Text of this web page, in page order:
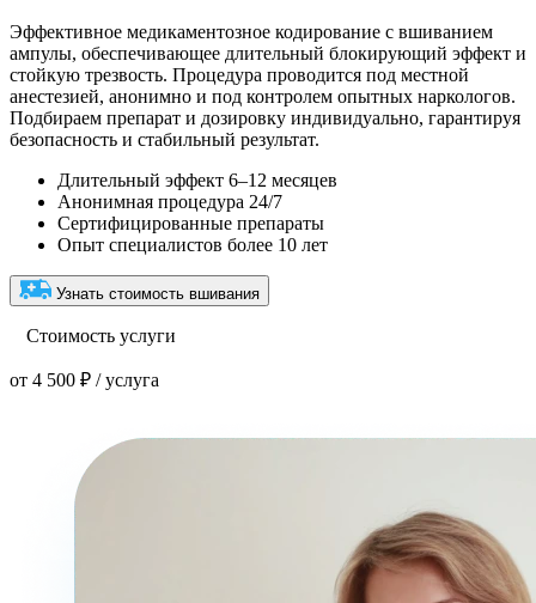
Эффективное медикаментозное кодирование с вшиванием
ампулы, обеспечивающее длительный блокирующий эффект и
стойкую трезвость. Процедура проводится под местной
анестезией, анонимно и под контролем опытных наркологов.
Подбираем препарат и дозировку индивидуально, гарантируя
безопасность и стабильный результат.
Длительный эффект 6–12 месяцев
Анонимная процедура 24/7
Сертифицированные препараты
Опыт специалистов более 10 лет
Узнать стоимость вшивания
Стоимость услуги
от 4 500 ₽ / услуга